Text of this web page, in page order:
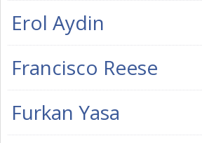
Erol Aydin
Francisco Reese
Furkan Yasa